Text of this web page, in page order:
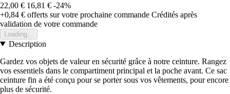
22,00 € 16,81 € -24%
+0,84 € offerts sur votre prochaine commande Crédités après
validation de votre commande
Loading...
Description
Gardez vos objets de valeur en sécurité grâce à notre ceinture. Rangez
vos essentiels dans le compartiment principal et la poche avant. Ce sac
ceinture fin a été conçu pour se porter sous vos vêtements, pour encore
plus de sécurité.